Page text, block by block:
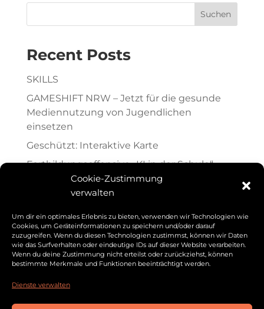
Cookie-Zustimmung
verwalten
Um dir ein optimales Erlebnis zu bieten, verwenden wir Technologien wie
Cookies, um Geräteinformationen zu speichern und/oder darauf
zuzugreifen. Wenn du diesen Technologien zustimmst, können wir Daten
wie das Surfverhalten oder eindeutige IDs auf dieser Website verarbeiten.
Wenn du deine Zustimmung nicht erteilst oder zurückziehst, können
bestimmte Merkmale und Funktionen beeinträchtigt werden.
Dienste verwalten
Suchen
Recent Posts
SKILLS
GAMESHIFT NRW – Jetzt für die gesunde
Mediennutzung von Jugendlichen
einsetzen
Geschützt: Interaktive Karte
Fortbildungsoffensive „KI in der Schule“
LernFabriksken Lüdenscheid
Recent Comments
pharmacyzuWillkommen